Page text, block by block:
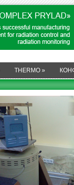
THERMO »